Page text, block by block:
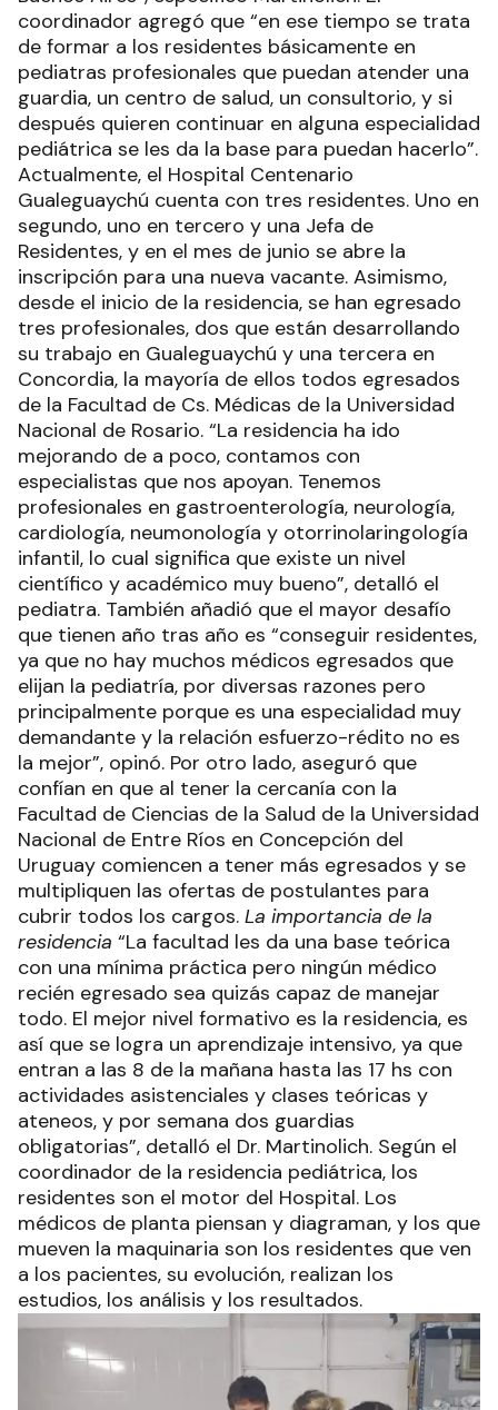
coordinador agregó que “en ese tiempo se trata
de formar a los residentes básicamente en
pediatras profesionales que puedan atender una
guardia, un centro de salud, un consultorio, y si
después quieren continuar en alguna especialidad
pediátrica se les da la base para puedan hacerlo”.
Actualmente, el Hospital Centenario
Gualeguaychú cuenta con tres residentes. Uno en
segundo, uno en tercero y una Jefa de
Residentes, y en el mes de junio se abre la
inscripción para una nueva vacante. Asimismo,
desde el inicio de la residencia, se han egresado
tres profesionales, dos que están desarrollando
su trabajo en Gualeguaychú y una tercera en
Concordia, la mayoría de ellos todos egresados
de la Facultad de Cs. Médicas de la Universidad
Nacional de Rosario. “La residencia ha ido
mejorando de a poco, contamos con
especialistas que nos apoyan. Tenemos
profesionales en gastroenterología, neurología,
cardiología, neumonología y otorrinolaringología
infantil, lo cual significa que existe un nivel
científico y académico muy bueno”, detalló el
pediatra. También añadió que el mayor desafío
que tienen año tras año es “conseguir residentes,
ya que no hay muchos médicos egresados que
elijan la pediatría, por diversas razones pero
principalmente porque es una especialidad muy
demandante y la relación esfuerzo-rédito no es
la mejor”, opinó. Por otro lado, aseguró que
confían en que al tener la cercanía con la
Facultad de Ciencias de la Salud de la Universidad
Nacional de Entre Ríos en Concepción del
Uruguay comiencen a tener más egresados y se
multipliquen las ofertas de postulantes para
cubrir todos los cargos. La importancia de la
residencia “La facultad les da una base teórica
con una mínima práctica pero ningún médico
recién egresado sea quizás capaz de manejar
todo. El mejor nivel formativo es la residencia, es
así que se logra un aprendizaje intensivo, ya que
entran a las 8 de la mañana hasta las 17 hs con
actividades asistenciales y clases teóricas y
ateneos, y por semana dos guardias
obligatorias”, detalló el Dr. Martinolich. Según el
coordinador de la residencia pediátrica, los
residentes son el motor del Hospital. Los
médicos de planta piensan y diagraman, y los que
mueven la maquinaria son los residentes que ven
a los pacientes, su evolución, realizan los
estudios, los análisis y los resultados.